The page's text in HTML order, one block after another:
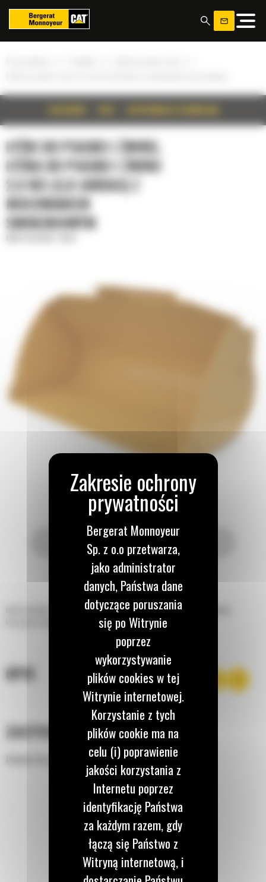
ŁYŻKI DO PIASKU I ŻWIRU,
ŁYŻKA DO PIASKU I ŻWIRU
2,9 M3 (3,8 JARDA3) Z
MOCOWANIEM
SWORZNIOWYM
Łyżki do piasku i żwiru Cat® zostały zaprojektowane z myślą o przeładunku
OPIS
ZASTOSOWANIE
Idealne do przeładunku kruszywa w dużych ilościach.
Panel zarządzania plikami cookies
Bergerat Monnoyeur
Sp. z o.o przetwarza,
jako administrator
danych, Państwa dane
dotyczące poruszania
się po Witrynie
poprzez
wykorzystywanie
plików cookies w tej
Witrynie internetowej.
Korzystanie z tych
plików cookie ma na
celu (i) poprawienie
jakości korzystania z
Internetu poprzez
identyfikację Państwa
za każdym razem, gdy
łączą się Państwo z
Witryną internetową, i